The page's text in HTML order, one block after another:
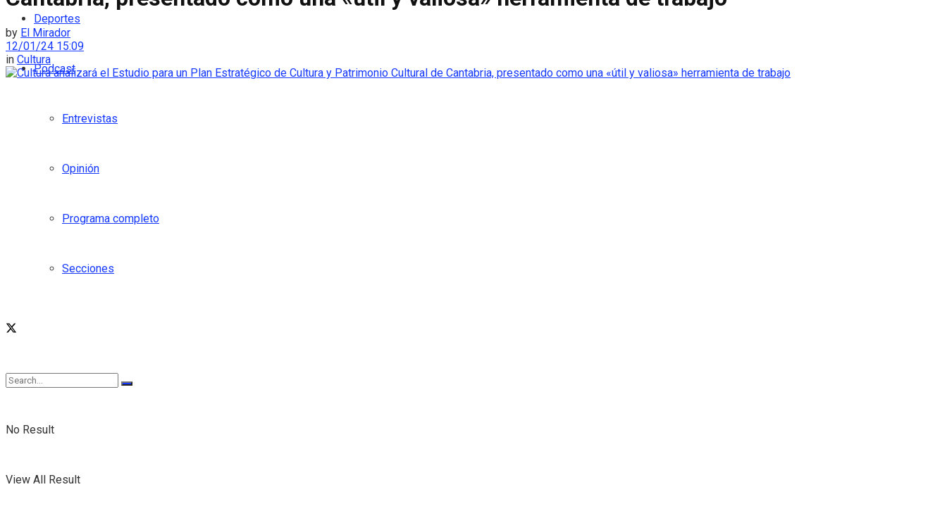
Deportes
Podcast
Entrevistas
Opinión
Programa completo
Secciones
No Result
View All Result
by El Mirador
12/01/24 15:09
in Cultura